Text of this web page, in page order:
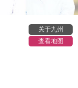
关于九州
查看地图